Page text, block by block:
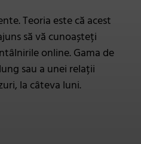
Teoria este că acest
să vă cunoașteți
online. Gama de
sau a unei relații
la câteva luni.